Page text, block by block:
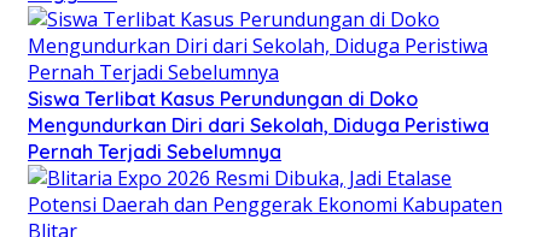
Siswa Terlibat Kasus Perundungan di Doko
Mengundurkan Diri dari Sekolah, Diduga Peristiwa
Pernah Terjadi Sebelumnya